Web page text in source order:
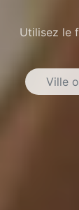
Utilisez le